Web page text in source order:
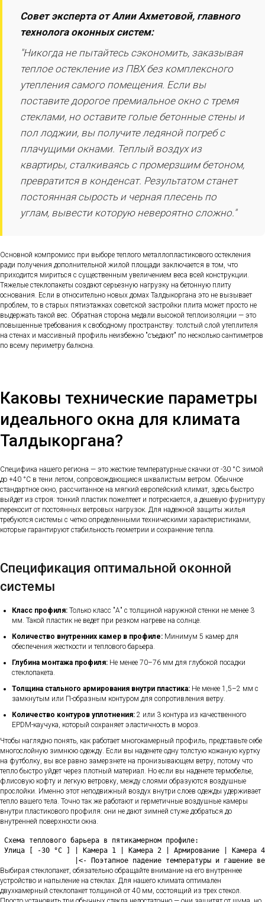
Совет эксперта от Алии Ахметовой, главного
технолога оконных систем:
"Никогда не пытайтесь сэкономить, заказывая
теплое остекление из ПВХ без комплексного
утепления самого помещения. Если вы
поставите дорогое премиальное окно с тремя
стеклами, но оставите голые бетонные стены и
пол лоджии, вы получите ледяной погреб с
плачущими окнами. Теплый воздух из
квартиры, сталкиваясь с промерзшим бетоном,
превратится в конденсат. Результатом станет
постоянная сырость и черная плесень по
углам, вывести которую невероятно сложно."
Основной компромисс при выборе теплого металлопластикового остекления
ради получения дополнительной жилой площади заключается в том, что
приходится мириться с существенным увеличением веса всей конструкции.
Тяжелые стеклопакеты создают серьезную нагрузку на бетонную плиту
основания. Если в относительно новых домах Талдыкоргана это не вызывает
проблем, то в старых пятиэтажках советской застройки плита может просто не
выдержать такой вес. Обратная сторона медали высокой теплоизоляции — это
повышенные требования к свободному пространству: толстый слой утеплителя
на стенах и массивный профиль неизбежно "съедают" по несколько сантиметров
по всему периметру балкона.
Каковы технические параметры
идеального окна для климата
Талдыкоргана?
Специфика нашего региона — это жесткие температурные скачки от -30 °C зимой
до +40 °C в тени летом, сопровождающиеся шквалистым ветром. Обычное
стандартное окно, рассчитанное на мягкий европейский климат, здесь быстро
выйдет из строя: тонкий пластик пожелтеет и потрескается, а дешевую фурнитуру
перекосит от постоянных ветровых нагрузок. Для надежной защиты жилья
требуются системы с четко определенными техническими характеристиками,
которые гарантируют стабильность геометрии и сохранение тепла.
Спецификация оптимальной оконной
системы
Класс профиля: Только класс "А" с толщиной наружной стенки не менее 3
мм. Такой пластик не ведет при резком нагреве на солнце.
Количество внутренних камер в профиле: Минимум 5 камер для
обеспечения жесткости и теплового барьера.
Глубина монтажа профиля: Не менее 70–76 мм для глубокой посадки
стеклопакета.
Толщина стального армирования внутри пластика: Не менее 1,5–2 мм с
замкнутым или П-образным контуром для сопротивления ветру.
Количество контуров уплотнения: 2 или 3 контура из качественного
EPDM-каучука, который сохраняет эластичность в мороз.
Чтобы наглядно понять, как работает многокамерный профиль, представьте себе
многослойную зимнюю одежду. Если вы наденете одну толстую кожаную куртку
на футболку, вы все равно замерзнете на пронизывающем ветру, потому что
тепло быстро уйдет через плотный материал. Но если вы наденете термобелье,
флисовую кофту и легкую ветровку, между слоями образуются воздушные
прослойки. Именно этот неподвижный воздух внутри слоев одежды удерживает
тепло вашего тела. Точно так же работают и герметичные воздушные камеры
внутри пластикового профиля: они не дают зимней стуже добраться до
внутренней поверхности окна.
Схема теплового барьера в пятикамерном профиле:
Улица [ -30 °C ] | Камера 1 | Камера 2 | Армирование | Камера
Выбирая стеклопакет, обязательно обращайте внимание на его внутреннее
устройство и напыление на стеклах. Для нашего климата оптимален
двухкамерный стеклопакет толщиной от 40 мм, состоящий из трех стекол.